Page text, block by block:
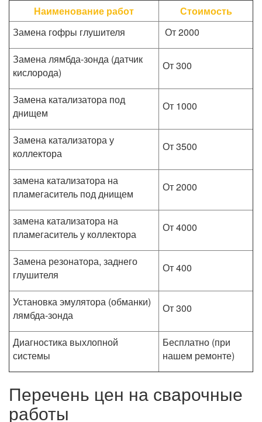
Наименование работ
Стоимость
Замена гофры глушителя
От 2000
Замена лямбда-зонда (датчик
кислорода)
От 300
Замена катализатора под
днищем
От 1000
Замена катализатора у
коллектора
От 3500
замена катализатора на
пламегаситель под днищем
От 2000
замена катализатора на
пламегаситель у коллектора
От 4000
Замена резонатора, заднего
глушителя
От 400
Установка эмулятора (обманки)
лямбда-зонда
От 300
Диагностика выхлопной
системы
Бесплатно (при
нашем ремонте)
Перечень цен на сварочные
работы